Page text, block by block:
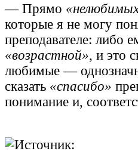
— Прямо
которые я не могу
преподавателе: либо
«возрастной», и это
любимые —
сказать «спасибо»
понимание и,